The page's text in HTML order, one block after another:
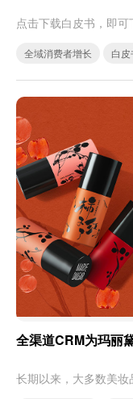
点击下载白皮书，即可
全域消费者增长 白皮
全渠道CRM为玛丽